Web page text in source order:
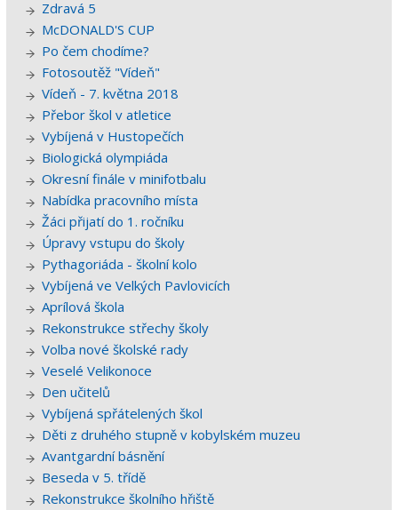
Zdravá 5
McDONALD'S CUP
Po čem chodíme?
Fotosoutěž "Vídeň"
Vídeň - 7. května 2018
Přebor škol v atletice
Vybíjená v Hustopečích
Biologická olympiáda
Okresní finále v minifotbalu
Nabídka pracovního místa
Žáci přijatí do 1. ročníku
Úpravy vstupu do školy
Pythagoriáda - školní kolo
Vybíjená ve Velkých Pavlovicích
Aprílová škola
Rekonstrukce střechy školy
Volba nové školské rady
Veselé Velikonoce
Den učitelů
Vybíjená spřátelených škol
Děti z druhého stupně v kobylském muzeu
Avantgardní básnění
Beseda v 5. třídě
Rekonstrukce školního hřiště